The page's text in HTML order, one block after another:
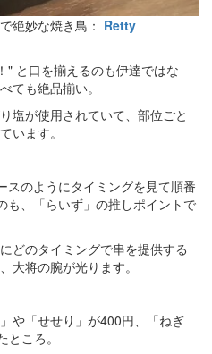
絶妙な焼き鳥： Retty
" と口を揃えるのも伊達ではな
ても絶品揃い。
塩が使用されていて、部位ごと
います。
スのようにタイミングを見て順番
も、「らいず」の推しポイントで
どのタイミングで串を提供する
大将の腕が光ります。
や「せせり」が400円、「ねぎ
ころ。